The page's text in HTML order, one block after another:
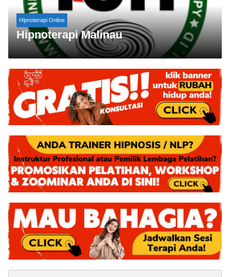
Hipnoterapi Online
Hipnoterapi Malinau